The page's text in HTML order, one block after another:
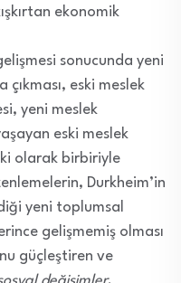
ekonomik
sonucunda yeni
çıkması, eski meslek
yeni meslek
eski meslek
olarak birbiriyle
Durkheim’in
yeni toplumsal
gelişmemiş olması
güçleştiren ve